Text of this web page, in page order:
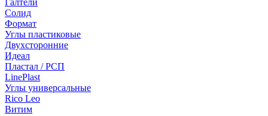
Галтели
Солид
Формат
Углы пластиковые
Двухсторонние
Идеал
Пластал / РСП
LinePlast
Углы универсальные
Rico Leo
Витим